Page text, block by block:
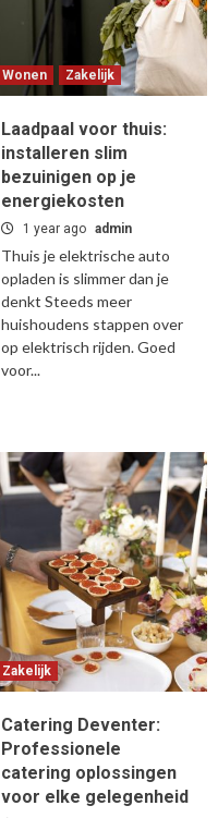
Wonen Zakelijk
Laadpaal voor thuis:
installeren slim
bezuinigen op je
energiekosten
1 year ago admin
Thuis je elektrische auto
opladen is slimmer dan je
denkt Steeds meer
huishoudens stappen over
op elektrisch rijden. Goed
voor...
Zakelijk
Catering Deventer:
Professionele
catering oplossingen
voor elke gelegenheid